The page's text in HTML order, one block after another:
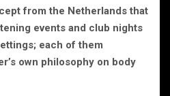
from the Netherlands that
events and club nights
each of them
own philosophy on body